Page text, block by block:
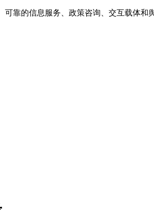
靠的信息服务、政策咨询、交互载体和